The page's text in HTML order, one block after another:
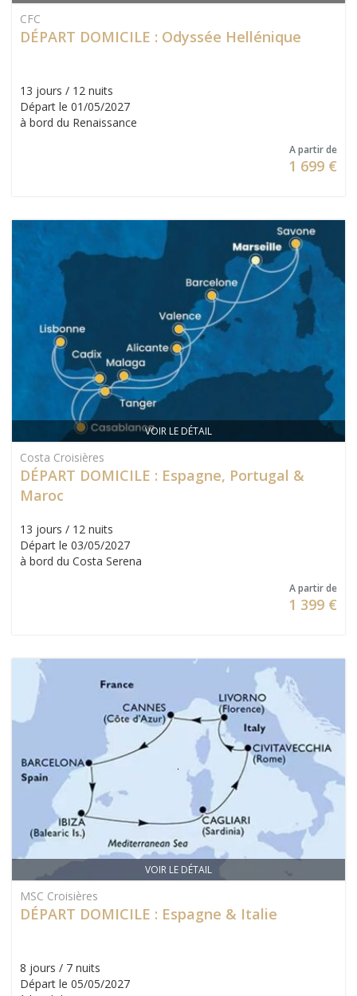
CFC
DÉPART DOMICILE : Odyssée Hellénique
13 jours / 12 nuits
Départ le 01/05/2027
à bord du Renaissance
A partir de
1 699 €
VOIR LE DÉTAIL
Costa Croisières
DÉPART DOMICILE : Espagne, Portugal &
Maroc
13 jours / 12 nuits
Départ le 03/05/2027
à bord du Costa Serena
A partir de
1 399 €
VOIR LE DÉTAIL
MSC Croisières
DÉPART DOMICILE : Espagne & Italie
8 jours / 7 nuits
Départ le 05/05/2027